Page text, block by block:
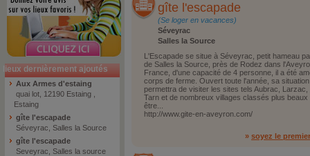
lieux dernièrement ajoutés
Aux Armes d'estaing
quai lot, 12190 Estaing ,
Estaing
gîte l'escapade
Séveyrac, Salles la Source
gîte l'escapade
Seveyrac, Salles la source
gîte l'escapade
(Se loger en vacances)
Séveyrac
Salles la Source
L'Escapade se situe à Séveyrac, petit hameau
de Salles la Source, près de Rodez dans
France, d'une capacité de 4 personne, il a été
corps de ferme. Ouvert toute l'année, sa
permettra de visiter les sites tels Aubrac,
Tarn et de nombreux villages classés plus
être...
http://www.gite-en-aveyron.com/
» soyez le